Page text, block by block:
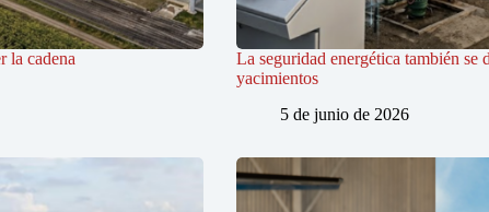
la cadena
La seguridad energética también se
yacimientos
5 de junio de 2026